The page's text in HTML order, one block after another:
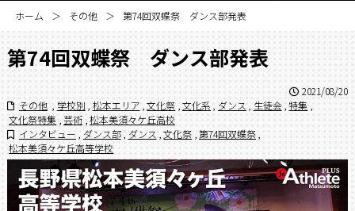
ホーム その他 第74回双蝶祭 ダンス部発表
第74回双蝶祭 ダンス部発表
2021/08/20
その他 , 学校別 松本エリア 文化祭 ,文化系 , ダンス 生徒会 , 特集
文化祭特集 芸術 松本美須々ケ丘高校
インタビュー , ダンス部 , ダンス 文化祭 ,第74回双蝶祭
松本美須々ケ丘高等学校